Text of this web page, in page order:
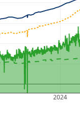
2024